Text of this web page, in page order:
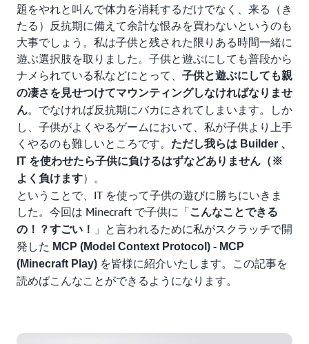
題をやれと叫んで体力を消耗するだけでなく、来る（き
たる）反抗期に備えて余計な恨みを買わないというのも
大事でしょう。私は子供と残された限りある時間一緒に
遊ぶ選択肢を取りました。子供と遊ぶにしても普段から
ナメられている私などにとって、 子供と遊ぶにしても親
の凄さを見せつけてマウンティングしなければなりませ
ん。でなければ反抗期にバカにされてしまいます。しか
し、子供がよくやるゲームにおいて、私が子供より上手
くやるのも難しいところです。
ただし我らは Builder 、
IT を使わせたら子供に負けるはずなどありません（※
よく負けます）。
ということで、IT を使って子供の遊びに勝ちにいきま
した。今回は Minecraft で子供に「こんなことできる
の！？すごい！
」と言われるために私がスクラッチで開
発した MCP (Model Context Protocol) - MCP
(Minecraft Play) を皆様に紹介いたします。この記事を
読めばこんなことができるようになります。